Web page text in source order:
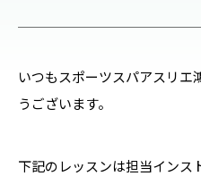
いつもスポーツスパアスリエ
うございます。
下記のレッスンは担当インス